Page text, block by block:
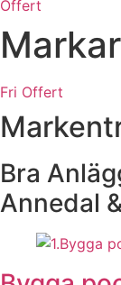
Offert
Fri Offert
Bra
Annedal